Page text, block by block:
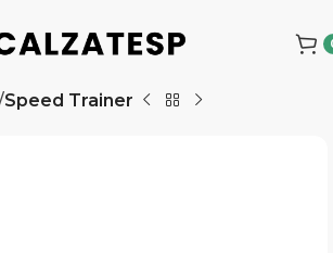
Speed Trainer